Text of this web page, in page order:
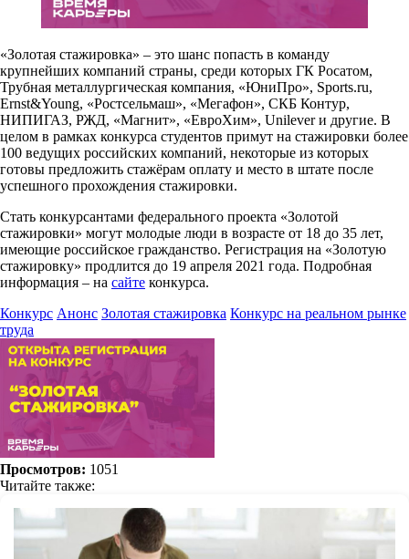
«Золотая стажировка» – это шанс попасть в команду
крупнейших компаний страны, среди которых ГК Росатом,
Трубная металлургическая компания, «ЮниПро», Sports.ru,
Ernst&Young, «Ростсельмаш», «Мегафон», СКБ Контур,
НИПИГАЗ, РЖД, «Магнит», «ЕвроХим», Unilever и другие. В
целом в рамках конкурса студентов примут на стажировки более
100 ведущих российских компаний, некоторые из которых
готовы предложить стажёрам оплату и место в штате после
успешного прохождения стажировки.
Стать конкурсантами федерального проекта «Золотой
стажировки» могут молодые люди в возрасте от 18 до 35 лет,
имеющие российское гражданство. Регистрация на «Золотую
стажировку» продлится до 19 апреля 2021 года. Подробная
информация – на сайте конкурса.
Конкурс Анонс Золотая стажировка Конкурс на реальном рынке
труда
Просмотров: 1051
Читайте также: